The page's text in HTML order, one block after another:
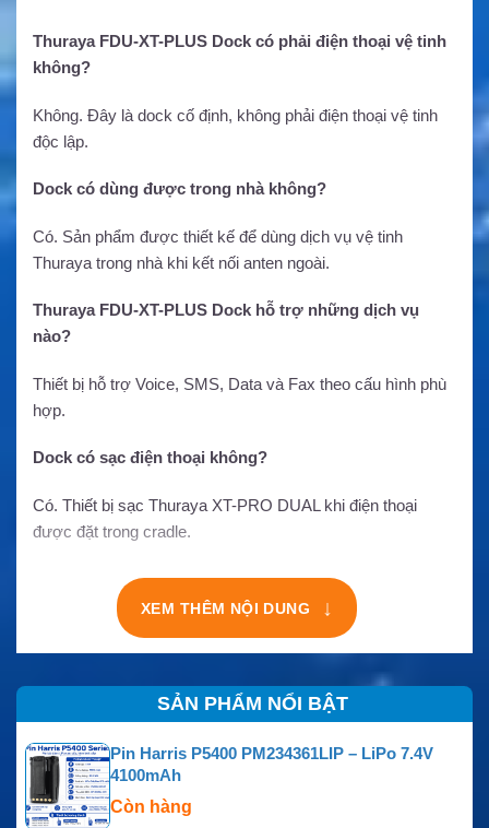
Thuraya FDU-XT-PLUS Dock có phải điện thoại vệ tinh
không?
Không. Đây là dock cố định, không phải điện thoại vệ tinh
độc lập.
Dock có dùng được trong nhà không?
Có. Sản phẩm được thiết kế để dùng dịch vụ vệ tinh
Thuraya trong nhà khi kết nối anten ngoài.
Thuraya FDU-XT-PLUS Dock hỗ trợ những dịch vụ
nào?
Thiết bị hỗ trợ Voice, SMS, Data và Fax theo cấu hình phù
hợp.
Dock có sạc điện thoại không?
Có. Thiết bị sạc Thuraya XT-PRO DUAL khi điện thoại
được đặt trong cradle.
XEM THÊM NỘI DUNG ↓
SẢN PHẨM NỔI BẬT
Pin Harris P5400 PM234361LIP – LiPo 7.4V
4100mAh
Còn hàng